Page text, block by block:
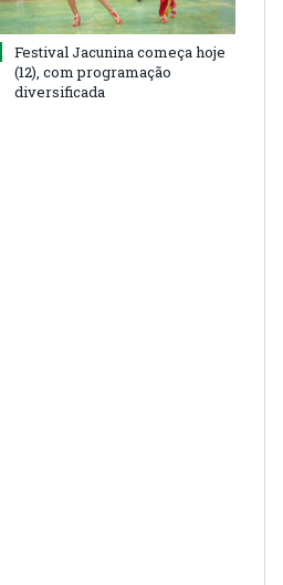
Festival Jacunina começa hoje
(12), com programação
diversificada